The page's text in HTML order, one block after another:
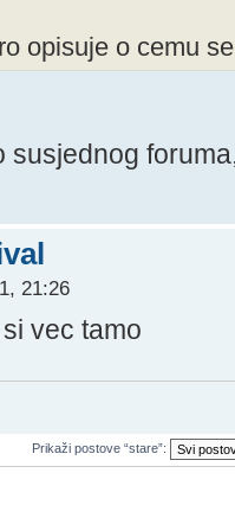
opisuje o cemu
susjednog
21:26
vec tamo
Prikaži postove “stare”: